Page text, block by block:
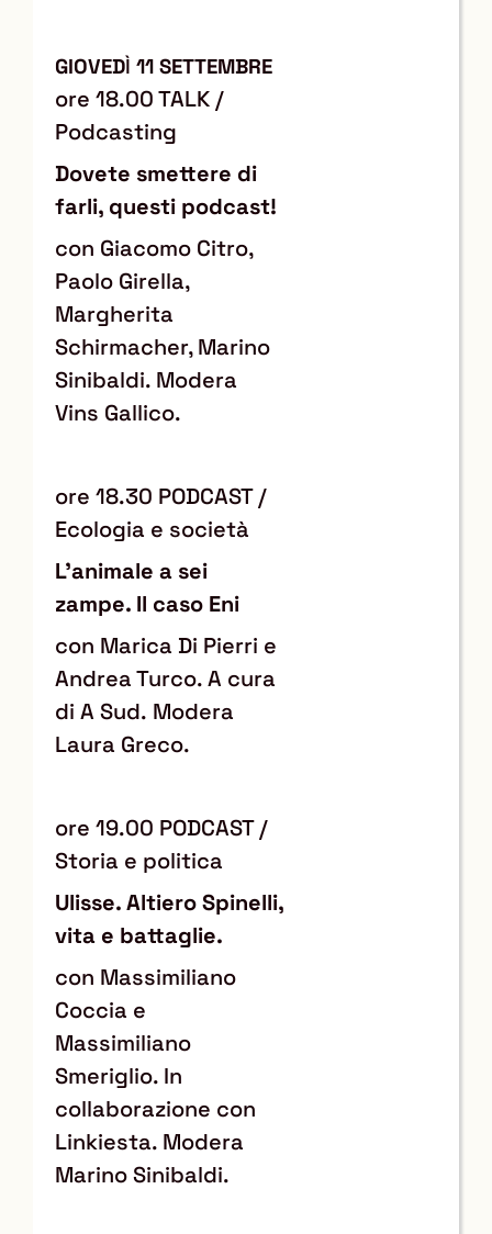
GIOVEDÌ 11 SETTEMBRE
ore 18.00 TALK /
Podcasting
Dovete smettere di
farli, questi podcast!
con Giacomo Citro,
Paolo Girella,
Margherita
Schirmacher, Marino
Sinibaldi. Modera
Vins Gallico.
ore 18.30 PODCAST /
Ecologia e società
L’animale a sei
zampe. Il caso Eni
con Marica Di Pierri e
Andrea Turco. A cura
di A Sud. Modera
Laura Greco.
ore 19.00 PODCAST /
Storia e politica
Ulisse. Altiero Spinelli,
vita e battaglie.
con Massimiliano
Coccia e
Massimiliano
Smeriglio. In
collaborazione con
Linkiesta. Modera
Marino Sinibaldi.